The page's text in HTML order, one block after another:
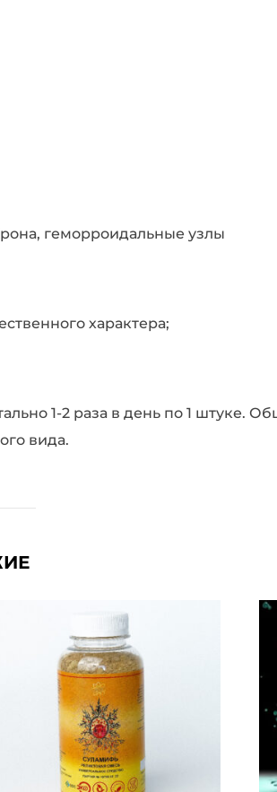
геморроидальные узлы
характера;
1-2 раза в день по 1 штуке.
вида.